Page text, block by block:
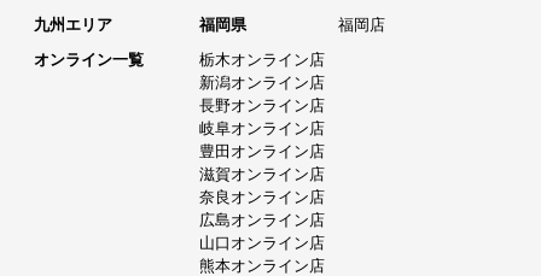
九州エリア
福岡県
福岡店
オンライン一覧
栃木オンライン店
新潟オンライン店
長野オンライン店
岐阜オンライン店
豊田オンライン店
滋賀オンライン店
奈良オンライン店
広島オンライン店
山口オンライン店
熊本オンライン店